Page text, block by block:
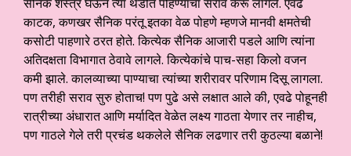
काटक, कणखर सैनिक परंतू इतका वेळ पोहणे म्हणजे मानवी क्षमतेची
कसोटी पाहणारे ठरत होते. कित्येक सैनिक आजारी पडले आणि त्यांना
अतिदक्षता विभागात ठेवावे लागले. कित्येकांचे पाच-सहा किलो वजन
कमी झाले. कालव्याच्या पाण्याचा त्यांच्या शरीरावर परिणाम दिसू लागला.
पण तरीही सराव सुरु होताच! पण पुढे असे लक्षात आले की, एवढे पोहूनही
रात्रीच्या अंधारात आणि मर्यादित वेळेत लक्ष्य गाठता येणार तर नाहीच,
पण गाठले गेले तरी प्रचंड थकलेले सैनिक लढणार तरी कुठल्या बळाने!